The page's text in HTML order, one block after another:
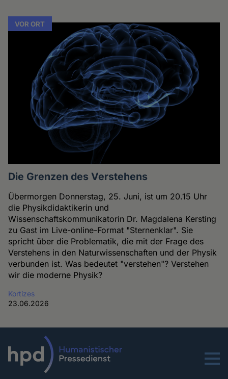
VOR ORT
Die Grenzen des Verstehens
Übermorgen Donnerstag, 25. Juni, ist um 20.15 Uhr
die Physikdidaktikerin und
Wissenschaftskommunikatorin Dr. Magdalena Kersting
zu Gast im Live-online-Format "Sternenklar". Sie
spricht über die Problematik, die mit der Frage des
Verstehens in den Naturwissenschaften und der Physik
verbunden ist. Was bedeutet "verstehen"? Verstehen
wir die moderne Physik?
Kortizes
23.06.2026
Menu